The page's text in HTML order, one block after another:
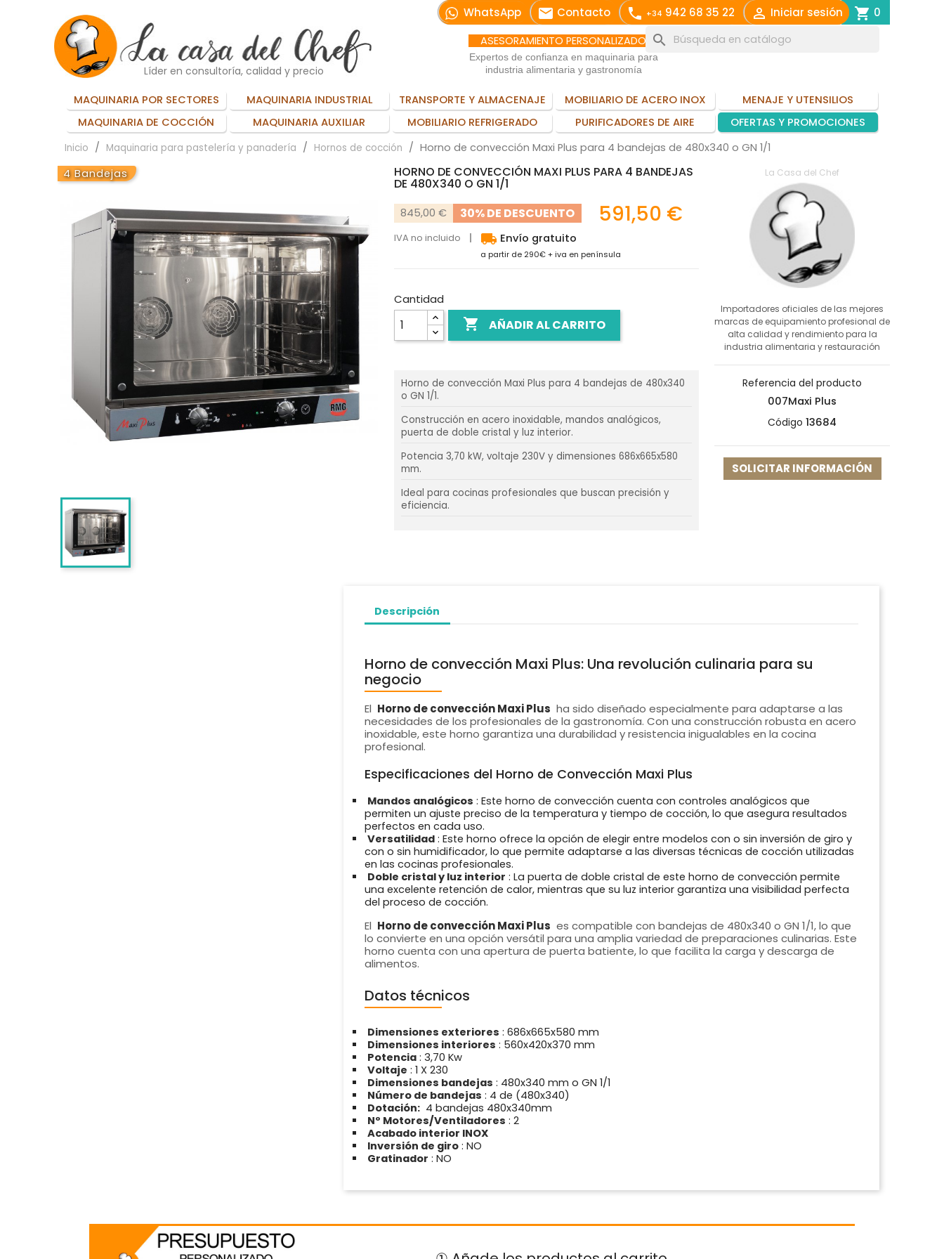
WhatsApp email Contacto call +34 942 68 35 22  Iniciar sesión shopping_cart 0
Líder en consultoría, calidad y precio
ASESORAMIENTO PERSONALIZADO
Expertos de confianza en maquinaria para
industria alimentaria y gastronomía
search
MAQUINARIA POR SECTORES MAQUINARIA INDUSTRIAL TRANSPORTE Y ALMACENAJE MOBILIARIO DE ACERO INOX
MENAJE Y UTENSILIOS
MAQUINARIA DE COCCIÓN
MAQUINARIA AUXILIAR MOBILIARIO REFRIGERADO PURIFICADORES DE AIRE OFERTAS Y PROMOCIONES
Inicio Maquinaria para pastelería y panadería Hornos de cocción
Horno de convección Maxi Plus para 4 bandejas de 480x340 o GN 1/1
4 Bandejas
HORNO DE CONVECCIÓN MAXI PLUS PARA 4 BANDEJAS
DE 480X340 O GN 1/1
845,00 € 30% DE DESCUENTO 591,50 €
IVA no incluido local_shipping Envío gratuito
a partir de 290€ + iva en península
Cantidad
 AÑADIR AL CARRITO
Horno de convección Maxi Plus para 4 bandejas de 480x340
o GN 1/1.
Construcción en acero inoxidable, mandos analógicos,
puerta de doble cristal y luz interior.
Potencia 3,70 kW, voltaje 230V y dimensiones 686x665x580
mm.
Ideal para cocinas profesionales que buscan precisión y
eficiencia.
La Casa del Chef
Importadores oficiales de las mejores
marcas de equipamiento profesional de
alta calidad y rendimiento para la
industria alimentaria y restauración
Referencia del producto
007Maxi Plus
Código 13684
SOLICITAR INFORMACIÓN
Descripción
Horno de convección Maxi Plus: Una revolución culinaria para su
negocio
El Horno de convección Maxi Plus ha sido diseñado especialmente para adaptarse a las
necesidades de los profesionales de la gastronomía. Con una construcción robusta en acero
inoxidable, este horno garantiza una durabilidad y resistencia inigualables en la cocina
profesional.
Especificaciones del Horno de Convección Maxi Plus
Mandos analógicos : Este horno de convección cuenta con controles analógicos que
permiten un ajuste preciso de la temperatura y tiempo de cocción, lo que asegura resultados
perfectos en cada uso.
Versatilidad : Este horno ofrece la opción de elegir entre modelos con o sin inversión de giro y
con o sin humidificador, lo que permite adaptarse a las diversas técnicas de cocción utilizadas
en las cocinas profesionales.
Doble cristal y luz interior : La puerta de doble cristal de este horno de convección permite
una excelente retención de calor, mientras que su luz interior garantiza una visibilidad perfecta
del proceso de cocción.
El Horno de convección Maxi Plus es compatible con bandejas de 480x340 o GN 1/1, lo que
lo convierte en una opción versátil para una amplia variedad de preparaciones culinarias. Este
horno cuenta con una apertura de puerta batiente, lo que facilita la carga y descarga de
alimentos.
Datos técnicos
Dimensiones exteriores : 686x665x580 mm
Dimensiones interiores : 560x420x370 mm
Potencia : 3,70 Kw
Voltaje : 1 X 230
Dimensiones bandejas : 480x340 mm o GN 1/1
Número de bandejas : 4 de (480x340)
Dotación: 4 bandejas 480x340mm
Nº Motores/Ventiladores : 2
Acabado interior INOX
Inversión de giro : NO
Gratinador : NO